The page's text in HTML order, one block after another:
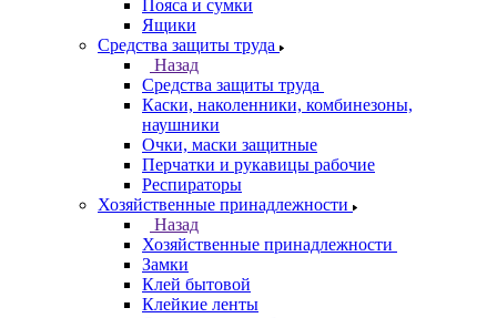
Пояса и сумки
Ящики
Средства защиты труда
Назад
Средства защиты труда
Каски, наколенники, комбинезоны,
наушники
Очки, маски защитные
Перчатки и рукавицы рабочие
Респираторы
Хозяйственные принадлежности
Назад
Хозяйственные принадлежности
Замки
Клей бытовой
Клейкие ленты